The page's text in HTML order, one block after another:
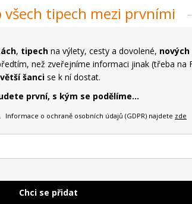
všech tipech mezi prvními
, tipechna výlety, cesty a dovolené,
než zveřejníme informaci jinak (třeba na
šancise k ní dostat.
první, s kým se podělíme...
Informace o ochraně osobních údajů (GDPR) najdete zde
Chci se přidat